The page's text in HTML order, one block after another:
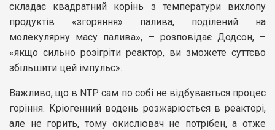
складає квадратний корінь з температури вихлопу
продуктів «згоряння» палива, поділений на
молекулярну масу палива», – розповідає Додсон, –
«якщо сильно розігріти реактор, ви зможете суттєво
збільшити цей імпульс».
Важливо, що в NTP сам по собі не відбувається процес
горіння. Кріогенний водень розжарюється в реакторі,
але не горить, тому окислювач не потрібен, а отже